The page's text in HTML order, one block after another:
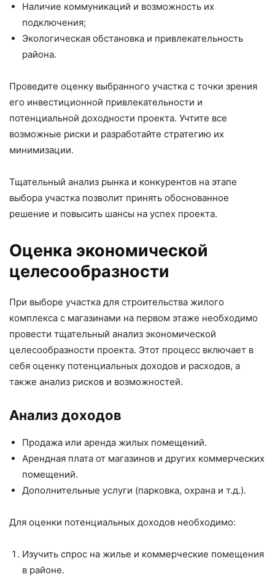
Наличие коммуникаций и возможность их
подключения;
Экологическая обстановка и привлекательность
района.
Проведите оценку выбранного участка с точки зрения
его инвестиционной привлекательности и
потенциальной доходности проекта. Учтите все
возможные риски и разработайте стратегию их
минимизации.
Тщательный анализ рынка и конкурентов на этапе
выбора участка позволит принять обоснованное
решение и повысить шансы на успех проекта.
Оценка экономической
целесообразности
При выборе участка для строительства жилого
комплекса с магазинами на первом этаже необходимо
провести тщательный анализ экономической
целесообразности проекта. Этот процесс включает в
себя оценку потенциальных доходов и расходов, а
также анализ рисков и возможностей.
Анализ доходов
Продажа или аренда жилых помещений.
Арендная плата от магазинов и других коммерческих
помещений.
Дополнительные услуги (парковка, охрана и т.д.).
Для оценки потенциальных доходов необходимо:
Изучить спрос на жилье и коммерческие помещения
в районе.